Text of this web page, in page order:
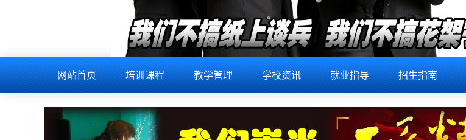
网站首页 培训课程 教学管理 学校资讯 就业指导 招生指南